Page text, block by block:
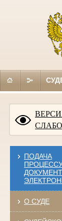
ПОДАЧА
О СУДЕ